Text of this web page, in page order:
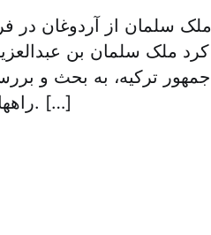
ملک سلمان از آردوغان در
کرد ملک سلمان بن
جمهور ترکیه، به بحث و
راههای گسترش و توسعه روابط در تمامی زمینه ها پرداختند. […]